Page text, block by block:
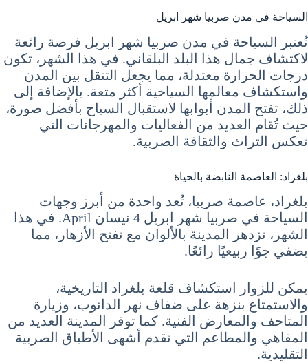
السياحة في مدن صربيا شهر ابريل
تُعتبر السياحة في مدن صربيا شهر ابريل فرصة رائعة
لاكتشاف جمال هذا البلد البلقاني. في هذا الشهر، تكون
درجات الحرارة معتدلة، مما يجعل التنقل بين المدن
واستكشاف معالمها السياحية أكثر متعة. بالإضافة إلى
ذلك، تفتح المدن أبوابها لاستقبال السياح بأفضل صورة،
حيث تُقام العديد من الفعاليات والمهرجانات التي
تعكس التراث والثقافة الصربية.
بلغراد: العاصمة النابضة بالحياة
بلغراد، عاصمة صربيا، تُعد واحدة من أبرز وجهات
السياحة في صربيا شهر ابريل 4 نيسان April. في هذا
الشهر، تزدهر المدينة بالألوان مع تفتح الأزهار، مما
يضفي جوًا ربيعيًا رائعًا.
يمكن للزوار استكشاف قلعة بلغراد التاريخية،
والاستمتاع بنزهة على ضفاف نهر الدانوب، وزيارة
المتاحف والمعارض الفنية. كما توفر المدينة العديد من
المقاهي والمطاعم التي تقدم أشهى الأطباق الصربية
التقليدية.